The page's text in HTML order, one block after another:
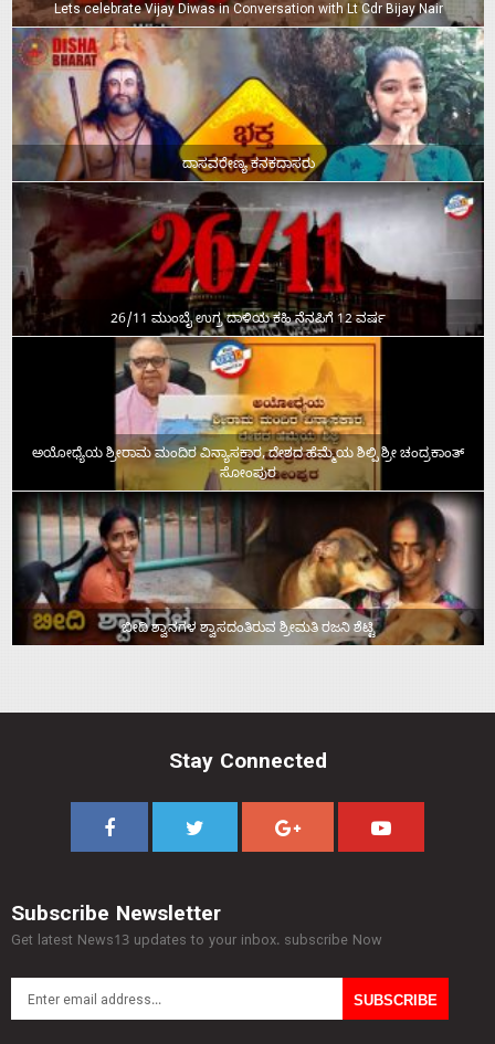
Lets celebrate Vijay Diwas in Conversation with Lt Cdr Bijay Nair
ದಾಸವರೇಣ್ಯ ಕನಕದಾಸರು
26/11 ಮುಂಬೈ ಉಗ್ರ ದಾಳಿಯ ಕಹಿ ನೆನಪಿಗೆ 12 ವರ್ಷ
ಅಯೋಧ್ಯೆಯ ಶ್ರೀರಾಮ ಮಂದಿರ ವಿನ್ಯಾಸಕಾರ, ದೇಶದ ಹೆಮ್ಮೆಯ ಶಿಲ್ಪಿ ಶ್ರೀ ಚಂದ್ರಕಾಂತ್‌
ಸೋಂಪುರ
ಬೀದಿ ಶ್ವಾನಗಳ ಶ್ವಾಸದಂತಿರುವ ಶ್ರೀಮತಿ ರಜನಿ ಶೆಟ್ಟಿ
Stay Connected
Subscribe Newsletter
Get latest News13 updates to your inbox. subscribe Now